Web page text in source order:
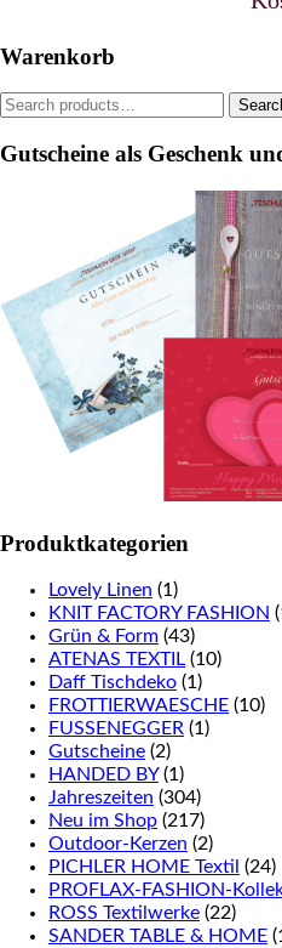
the
page
Warenkorb
Search
Gutscheine als Geschenk
Produktkategorien
Lovely Linen (1)
KNIT FACTORY FASHION
Grün & Form (43)
ATENAS TEXTIL (10)
Daff Tischdeko (1)
FROTTIERWAESCHE (10)
FUSSENEGGER (1)
Gutscheine (2)
HANDED BY (1)
Jahreszeiten (304)
Neu im Shop (217)
Outdoor-Kerzen (2)
PICHLER HOME Textil (24)
PROFLAX-FASHION-
ROSS Textilwerke (22)
SANDER TABLE & HOME